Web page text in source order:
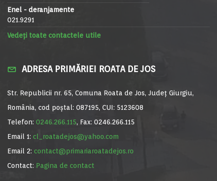
Enel - deranjamente
021.9291
Vedeți toate contactele utile
ADRESA PRIMĂRIEI ROATA DE JOS
Str. Republicii nr. 65, Comuna Roata de Jos, Județ Giurgiu,
România, cod poștal: 087195, CUI: 5123608
Telefon: 0246.266.115, Fax: 0246.266.115
Email 1: cl_roatadejos@yahoo.com
Email 2: contact@primariaroatadejos.ro
Contact: Pagina de contact